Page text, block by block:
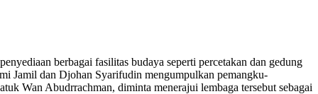
berbagai fasilitas budaya seperti percetakan dan gedung
Jamil dan Djohan Syarifudin mengumpulkan pemangku-
Wan Abudrrachman, diminta menerajui lembaga tersebut sebagai